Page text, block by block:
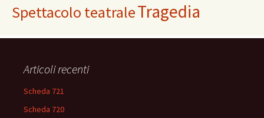
Spettacolo teatraleTragedia
Articoli recenti
Scheda 721
Scheda 720